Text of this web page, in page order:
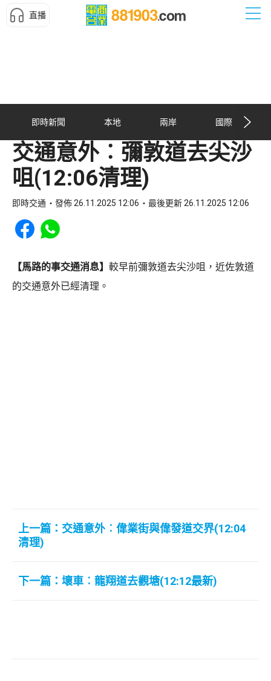
直播
即時新聞 本地 兩岸 國際
交通意外︰彌敦道去尖沙
咀(12:06清理)
即時交通 發佈 26.11.2025 12:06 最後更新 26.11.2025 12:06
Share to Facebook
Share to WhatsApp
【馬路的事交通消息】 較早前彌敦道去尖沙咀，近佐敦道
的交通意外已經清理。
上一篇：交通意外︰偉業街與偉發道交界(12:04
清理)
下一篇：壞車︰龍翔道去觀塘(12:12最新)